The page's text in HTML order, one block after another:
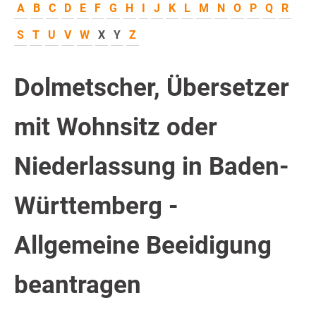
A
B C D E F G H I J K L M N O P Q
R
S
T U V W X Y Z
Dolmetscher, Übersetzer
mit Wohnsitz oder
Niederlassung in Baden-
Württemberg -
Allgemeine Beeidigung
beantragen